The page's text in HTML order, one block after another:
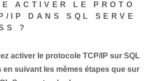
ACTIVER LE PROTO
IP DANS SQL SERVE
?
activer le protocole TCP/IP sur SQL
en suivant les mêmes étapes que sur